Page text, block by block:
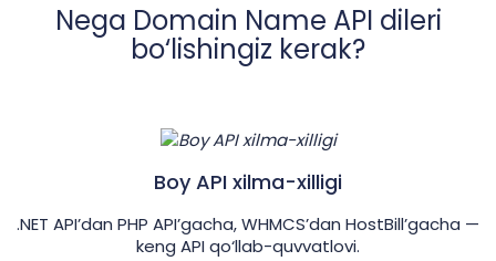
Nega Domain Name API dileri
bo‘lishingiz kerak?
Boy API xilma-xilligi
.NET API’dan PHP API’gacha, WHMCS’dan HostBill’gacha —
keng API qo‘llab-quvvatlovi.